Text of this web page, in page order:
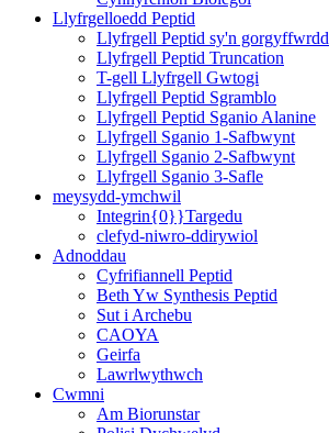
Llyfrgelloedd Peptid
Llyfrgell Peptid sy'n gorgyffwrdd
Llyfrgell Peptid Truncation
T-gell Llyfrgell Gwtogi
Llyfrgell Peptid Sgramblo
Llyfrgell Peptid Sganio Alanine
Llyfrgell Sganio 1-Safbwynt
Llyfrgell Sganio 2-Safbwynt
Llyfrgell Sganio 3-Safle
meysydd-ymchwil
Integrin{0}}Targedu
clefyd-niwro-ddirywiol
Adnoddau
Cyfrifiannell Peptid
Beth Yw Synthesis Peptid
Sut i Archebu
CAOYA
Geirfa
Lawrlwythwch
Cwmni
Am Biorunstar